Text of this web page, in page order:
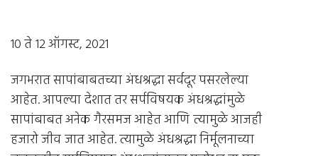
10 ते 12 ऑगस्ट, 2021
जगभरात सापांबाबतच्या अंधश्रद्धा सर्वदूर पसरलेल्या
आहेत. आपल्या देशात तर सर्पविषयक अंधश्रद्धांमुळे
सापांबाबत अनेक गैरसमज आहेत आणि त्यामुळे आजही
हजारो जीव जात आहेत. त्यामुळे अंधश्रद्धा निर्मूलनाच्या